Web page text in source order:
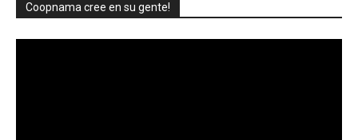
Coopnama cree en su gente!